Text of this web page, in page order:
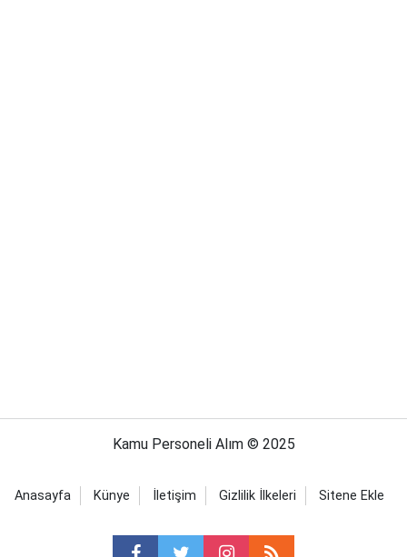
Kamu Personeli Alım © 2025
Anasayfa Künye İletişim Gizlilik İlkeleri Sitene Ekle